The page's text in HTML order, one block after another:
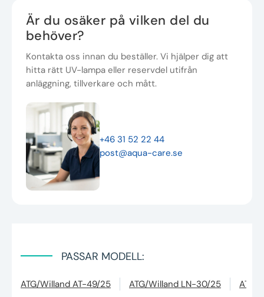
Är du osäker på vilken del du
behöver?
Kontakta oss innan du beställer. Vi hjälper dig att
hitta rätt UV-lampa eller reservdel utifrån
anläggning, tillverkare och mått.
+46 31 52 22 44
post@aqua-care.se
PASSAR MODELL:
ATG/Willand AT-49/25 ATG/Willand LN-30/25 ATG/